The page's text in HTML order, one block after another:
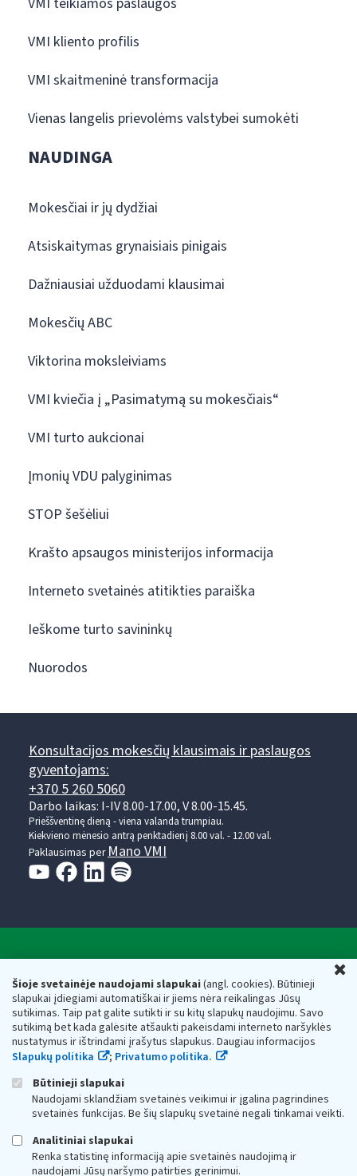
Šioje svetainėje naudojami slapukai(angl. cookies). Būtinieji
slapukai įdiegiami automatiškai ir jiems nėra reikalingas Jūsų
sutikimas. Taip pat galite sutikti ir su kitų slapukų naudojimu. Savo
sutikimą bet kada galėsite atšaukti pakeisdami interneto naršyklės
nustatymus ir ištrindami įrašytus slapukus. Daugiau informacijos
Slapukų politika
; Privatumo politika.
Būtinieji slapukai
Naudojami sklandžiam svetainės veikimui ir įgalina pagrindines
svetainės funkcijas. Be šių slapukų svetainė negali tinkamai veikti.
Analitiniai slapukai
Renka statistinę informaciją apie svetainės naudojimą ir
naudojami Jūsų naršymo patirties gerinimui.
VMI kliento profilis
VMI skaitmeninė transformacija
Vienas langelis prievolėms valstybei sumokėti
NAUDINGA
Mokesčiai ir jų dydžiai
Atsiskaitymas grynaisiais pinigais
Dažniausiai užduodami klausimai
Mokesčių ABC
Viktorina moksleiviams
VMI kviečia į „Pasimatymą su mokesčiais“
VMI turto aukcionai
Įmonių VDU palyginimas
STOP šešėliui
Krašto apsaugos ministerijos informacija
Interneto svetainės atitikties paraiška
Ieškome turto savininkų
Nuorodos
Konsultacijos mokesčių klausimais ir paslaugos
gyventojams:
+370 5 260 5060
Darbo laikas: I-IV 8.00-17.00, V 8.00-15.45.
Prieššventinę dieną - viena valanda trumpiau.
Kiekvieno mėnesio antrą penktadienį 8.00 val. - 12.00 val.
Paklausimas per Mano VMI
Respublikos finansų ministerijos
Biudžetinė įstaiga. Juridinio asmens kodas — 188659752,
adresas: Vasario 16-osios g. 14, 01107 Vilnius, Lietuva, el.paštas:
vmi@vmi.lt, E. pristatymo dėžutės adresas 188659752
Duomenys apie Valstybinę mokesčių inspekciją prie Lietuvos
Respublikos finansų ministerijos kaupiami ir saugomi Juridinių